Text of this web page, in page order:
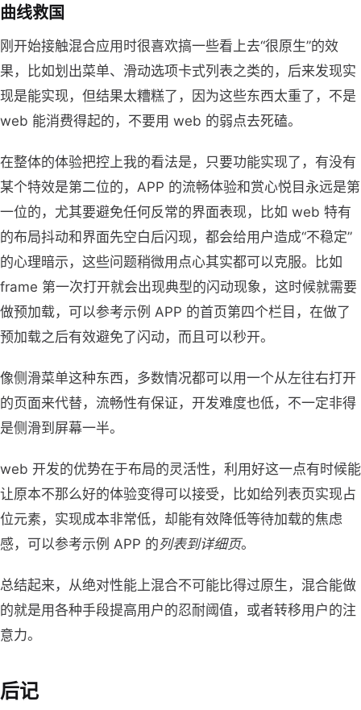
曲线救国
刚开始接触混合应用时很喜欢搞一些看上去“很原生”的效
果，比如划出菜单、滑动选项卡式列表之类的，后来发现实
现是能实现，但结果太糟糕了，因为这些东西太重了，不是
web 能消费得起的，不要用 web 的弱点去死磕。
在整体的体验把控上我的看法是，只要功能实现了，有没有
某个特效是第二位的，APP 的流畅体验和赏心悦目永远是第
一位的，尤其要避免任何反常的界面表现，比如 web 特有
的布局抖动和界面先空白后闪现，都会给用户造成“不稳定”
的心理暗示，这些问题稍微用点心其实都可以克服。比如
frame 第一次打开就会出现典型的闪动现象，这时候就需要
做预加载，可以参考示例 APP 的首页第四个栏目，在做了
预加载之后有效避免了闪动，而且可以秒开。
像侧滑菜单这种东西，多数情况都可以用一个从左往右打开
的页面来代替，流畅性有保证，开发难度也低，不一定非得
是侧滑到屏幕一半。
web 开发的优势在于布局的灵活性，利用好这一点有时候能
让原本不那么好的体验变得可以接受，比如给列表页实现占
位元素，实现成本非常低，却能有效降低等待加载的焦虑
感，可以参考示例 APP 的列表到详细页。
总结起来，从绝对性能上混合不可能比得过原生，混合能做
的就是用各种手段提高用户的忍耐阈值，或者转移用户的注
意力。
后记